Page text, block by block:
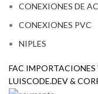
CONEXIONES DE
CONEXIONES PVC
NIPLES
FAC IMPORTACIONES
LUISCODE.DEV&